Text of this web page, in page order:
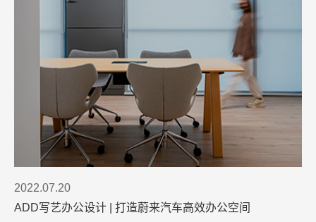
2022.07.20
ADD写艺办公设计 | 打造蔚来汽车高效办公空间